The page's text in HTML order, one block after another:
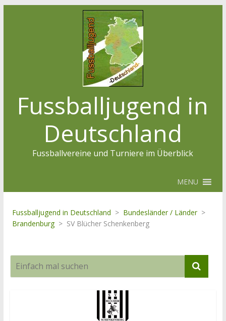
Fussballjugend in
Deutschland
Fussballvereine und Turniere im Überblick
MENU
Fussballjugend in Deutschland > Bundesländer / Länder >
Brandenburg > SV Blücher Schenkenberg